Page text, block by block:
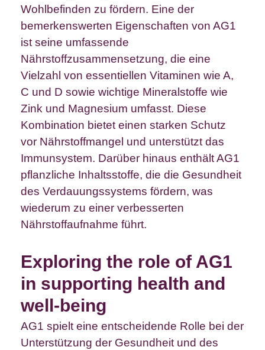
Wohlbefinden zu fördern. Eine der
bemerkenswerten Eigenschaften von AG1
ist seine umfassende
Nährstoffzusammensetzung, die eine
Vielzahl von essentiellen Vitaminen wie A,
C und D sowie wichtige Mineralstoffe wie
Zink und Magnesium umfasst. Diese
Kombination bietet einen starken Schutz
vor Nährstoffmangel und unterstützt das
Immunsystem. Darüber hinaus enthält AG1
pflanzliche Inhaltsstoffe, die die Gesundheit
des Verdauungssystems fördern, was
wiederum zu einer verbesserten
Nährstoffaufnahme führt.
Exploring the role of AG1
in supporting health and
well-being
AG1 spielt eine entscheidende Rolle bei der
Unterstützung der Gesundheit und des